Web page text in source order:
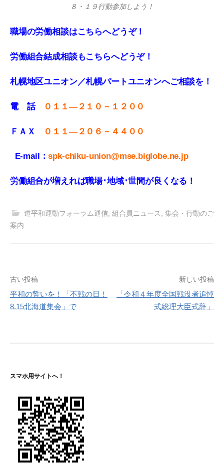
８・１９行動参加しよう！
職場の労働相談はこちらへどうぞ！
労働組合結成相談もこちらへどうぞ！
札幌地区ユニオン／札幌パートユニオンへご相談を！
電 話 ０１１—２１０－１２００
ＦＡＸ ０１１—２０６－４４００
E-mail：spk-chiku-union@mse.biglobe.ne.jp
労働組合が増えれば職場･地域･世間が良くなる！
道平和運動フォーラム通信 組合員ニュース
集会・行動のご
案内
投
稿
ー
ョ
ン
古い投稿
平和の誓いを！「不戦の日！
8.15北海道集会」で
新しい投稿
「令和４年度全国戦没者追悼
式総理大臣式辞」
スマホ用サイトへ！